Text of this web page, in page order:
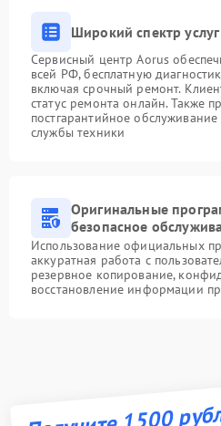
Широкий спектр услуг
Сервисный центр Aorus
всей РФ, бесплатную
включая срочный ремонт.
статус ремонта онлайн. Также
постгарантийное
службы техники
Оригинальные
безопасное
Использование официальных
аккуратная работа с
резервное копирование,
восстановление информации